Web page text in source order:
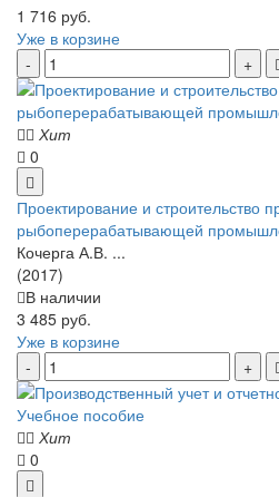
1 716 руб.
Уже в корзине
Хит
0
Проектирование и строительство
рыбоперерабатывающей
Кочерга А.В. ...
(2017)
В наличии
3 485 руб.
Уже в корзине
Хит
0